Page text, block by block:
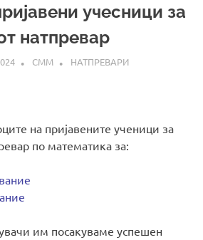
учесници за
натпревар
СММ НАТПРЕВАРИ
на пријавените ученици за
по математика за:
им посакуваме успешен